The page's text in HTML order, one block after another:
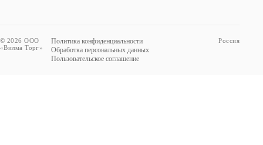
© 2026 ООО
«Вилма Торг»
Политика конфиденциальности
Обработка персональных данных
Пользовательское соглашение
Россия